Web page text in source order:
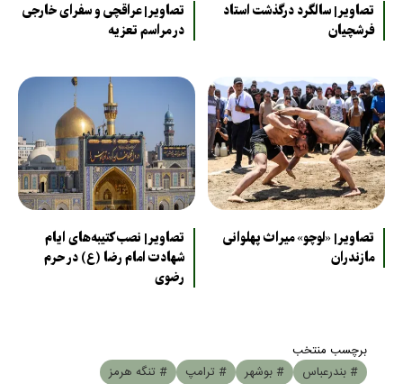
تصاویر| سالگرد درگذشت استاد
فرشچیان
تصاویر| عراقچی و سفرای خارجی
در مراسم تعزیه
تصاویر| «لوچو» میراث پهلوانی
مازندران
تصاویر| نصب کتیبه‌های ایام
شهادت امام رضا (ع) در حرم
رضوی
برچسب منتخب
# بندرعباس
# بوشهر # ترامپ
# تنگه هرمز